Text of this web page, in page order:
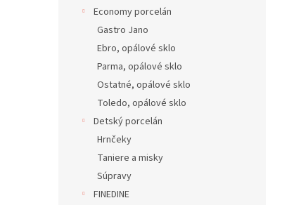
Economy porcelán
Gastro Jano
Ebro, opálové sklo
Parma, opálové sklo
Ostatné, opálové sklo
Toledo, opálové sklo
Detský porcelán
Hrnčeky
Taniere a misky
Súpravy
FINEDINE